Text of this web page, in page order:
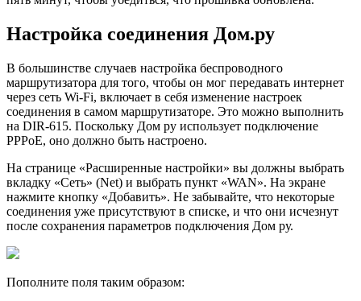
Настройка соединения Дом.ру
В большинстве случаев настройка беспроводного
маршрутизатора для того, чтобы он мог передавать интернет
через сеть Wi-Fi, включает в себя изменение настроек
соединения в самом маршрутизаторе. Это можно выполнить
на DIR-615. Поскольку Дом ру использует подключение
PPPoE, оно должно быть настроено.
На странице «Расширенные настройки» вы должны выбрать
вкладку «Сеть» (Net) и выбрать пункт «WAN». На экране
нажмите кнопку «Добавить». Не забывайте, что некоторые
соединения уже присутствуют в списке, и что они исчезнут
после сохранения параметров подключения Дом ру.
Пополните поля таким образом: